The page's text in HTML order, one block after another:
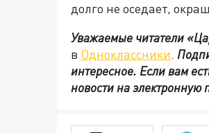
долго не оседает,
Уважаемые читатели
в Одноклассники.
интересное. Если вам
новости на электронную